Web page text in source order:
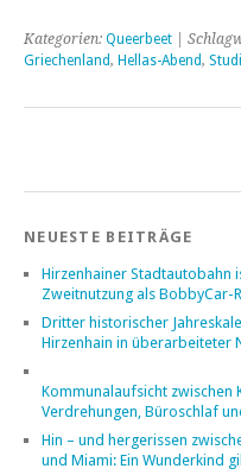
Kategorien: Queerbeet |
Griechenland, Hellas-Abend,
NEUESTE BEITRÄGE
Hirzenhainer Stadtautobahn
Zweitnutzung als BobbyCar-
Dritter historischer
Hirzenhain in überarbeiteter
Kommunalaufsicht zwischen
Verdrehungen, Büroschlaf
Hin – und hergerissen
und Miami: Ein Wunderkind